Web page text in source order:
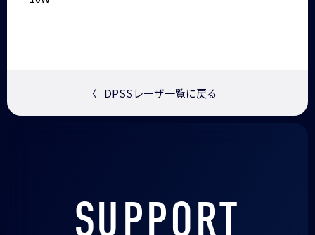
〈 DPSSレーザ一覧に戻る
SUPPORT